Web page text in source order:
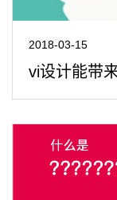
2018-03-15
vi设计能带